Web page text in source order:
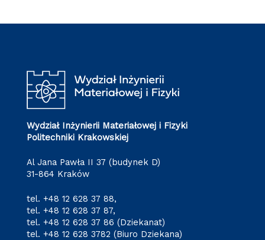
Wydział Inżynierii Materiałowej i Fizyki
Politechniki Krakowskiej
Al Jana Pawła II 37 (budynek D)
31-864 Kraków
tel. +48 12 628 37 88,
tel. +48 12 628 37 87,
tel. +48 12 628 37 86 (Dziekanat)
tel. +48 12 628 3782 (Biuro Dziekana)